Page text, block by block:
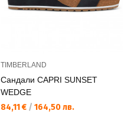
TIMBERLAND
Сандали CAPRI SUNSET
WEDGE
Текуща цена:
84,11 € / 164,50 лв.